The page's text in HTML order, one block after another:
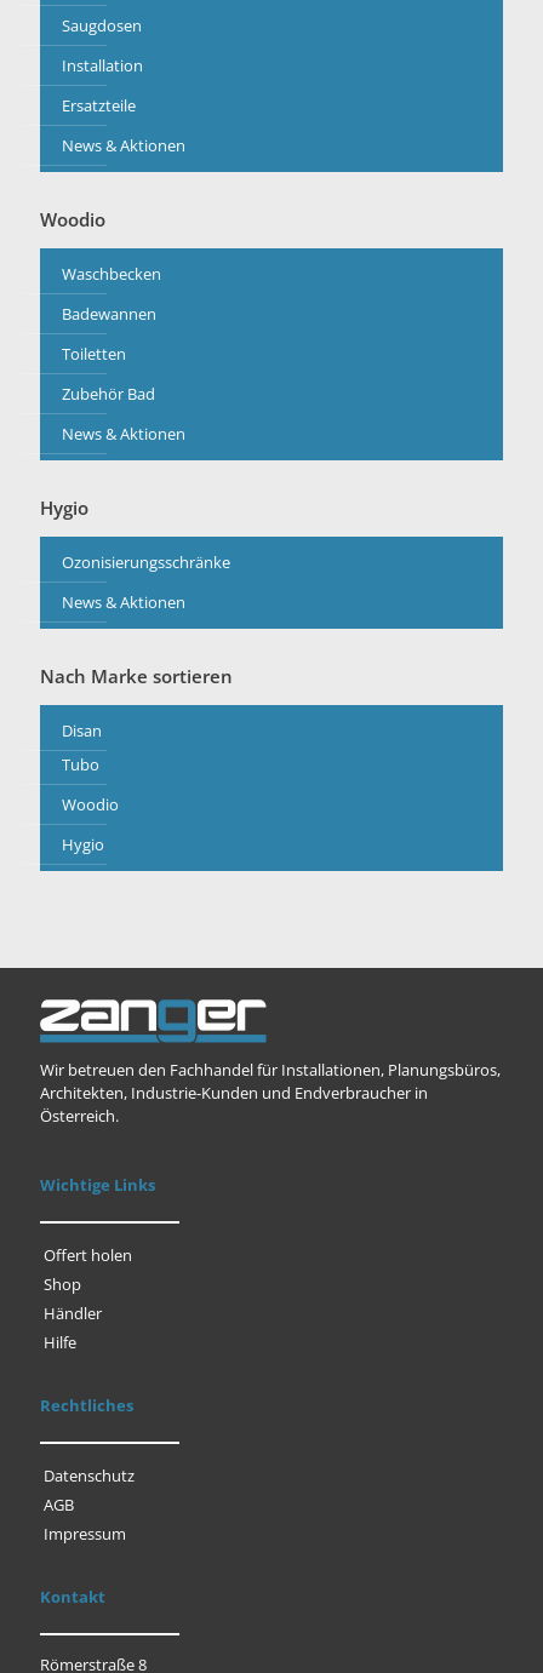
Saugdosen
Installation
Ersatzteile
News & Aktionen
Woodio
Waschbecken
Badewannen
Toiletten
Zubehör Bad
News & Aktionen
Hygio
Ozonisierungsschränke
News & Aktionen
Nach Marke sortieren
Disan
Tubo
Woodio
Hygio
Wir betreuen den Fachhandel für Installationen, Planungsbüros,
Architekten, Industrie-Kunden und Endverbraucher in
Österreich.
Wichtige Links
Offert holen
Shop
Händler
Hilfe
Rechtliches
Datenschutz
AGB
Impressum
Kontakt
Römerstraße 8